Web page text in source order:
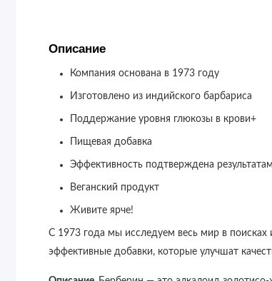
Описание
Компания основана в 1973 году
Изготовлено из индийского барбариса
Поддержание уровня глюкозы в крови+
Пищевая добавка
Эффективность подтверждена
Веганский продукт
Живите ярче!
С 1973 года мы исследуем весь мир в поисках
эффективные добавки, которые улучшат